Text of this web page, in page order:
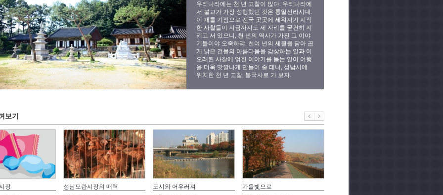
우리나라에는 천 년 고찰이 많다. 우리나라에
서 불교가 가장 성행했던 것은 통일신라시대.
이 때를 기점으로 전국 곳곳에 세워지기 시작
한 사찰들이 지금까지도 제 자리를 굳건히 지
키고 서 있으니, 천 년의 역사가 가진 그 이야
기들이야 오죽하랴. 천여 년의 세월을 담아 곱
게 낡은 건물의 아름다움을 감상하는 일과 이
오래된 사찰에 얽힌 이야기를 듣는 일이 여행
을 더욱 맛깔나게 만들어 줄 테니, 성남시에
위치한 천 년 고찰, 봉국사로 가 보자.
보기
장 성남모란시장의 매력 도시와 어우러져 가을빛으로